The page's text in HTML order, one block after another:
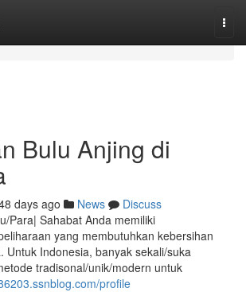
Bulu Anjing di
days ago News
Discuss
Para| Sahabat Anda memiliki
yang membutuhkan kebersihan
Untuk Indonesia, banyak sekali/suka
tradisonal/unik/modern untuk
profile